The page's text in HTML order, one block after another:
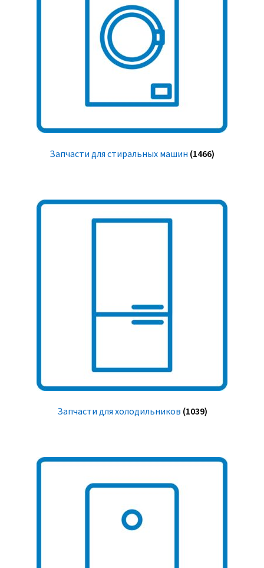
Запчасти для стиральных машин (1466)
Запчасти для холодильников (1039)